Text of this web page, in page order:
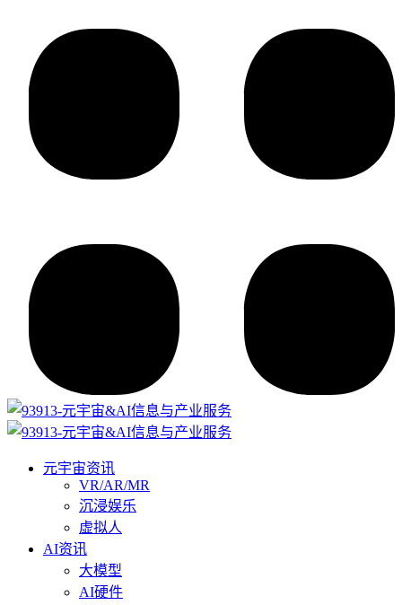
元宇宙资讯
VR/AR/MR
沉浸娱乐
虚拟人
AI资讯
大模型
AI硬件